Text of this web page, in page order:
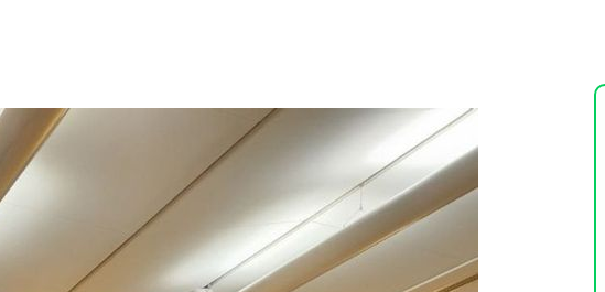
1
'폐버스 청년주택' 황희에 분노 "더위 먹었
냐, 네 자식이랑 살아라"
2
"한글 적힌 쓰레기가…전 세계에 알려버릴
것" 경고 날린 日